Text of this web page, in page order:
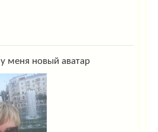
у меня новый аватар